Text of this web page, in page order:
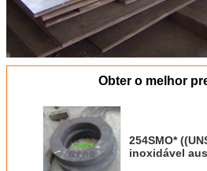
Obter o melhor
254SMO*
inoxidável